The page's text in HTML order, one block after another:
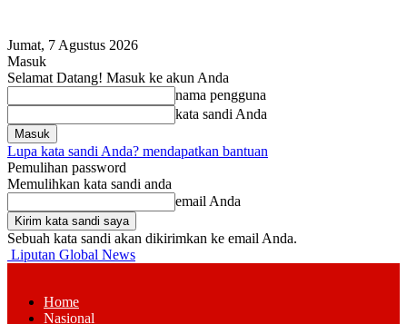
Jumat, 7 Agustus 2026
Masuk
Selamat Datang! Masuk ke akun Anda
nama pengguna
kata sandi Anda
Lupa kata sandi Anda? mendapatkan bantuan
Pemulihan password
Memulihkan kata sandi anda
email Anda
Sebuah kata sandi akan dikirimkan ke email Anda.
Liputan Global News
Home
Nasional